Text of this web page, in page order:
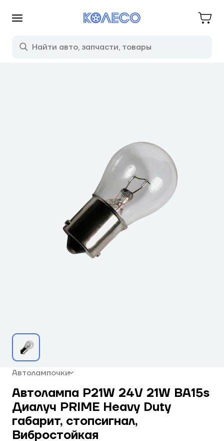
Автолампочки
Автолампа P21W 24V 21W BA15s
Диалуч PRIME Heavy Duty
габарит, стопсигнал,
Вибростойкая